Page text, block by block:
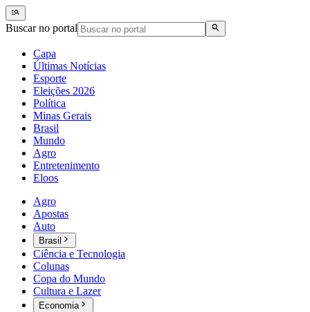
Buscar no portal
Capa
Últimas Notícias
Esporte
Eleições 2026
Política
Minas Gerais
Brasil
Mundo
Agro
Entretenimento
Eloos
Agro
Apostas
Auto
Brasil
Ciência e Tecnologia
Colunas
Copa do Mundo
Cultura e Lazer
Economia